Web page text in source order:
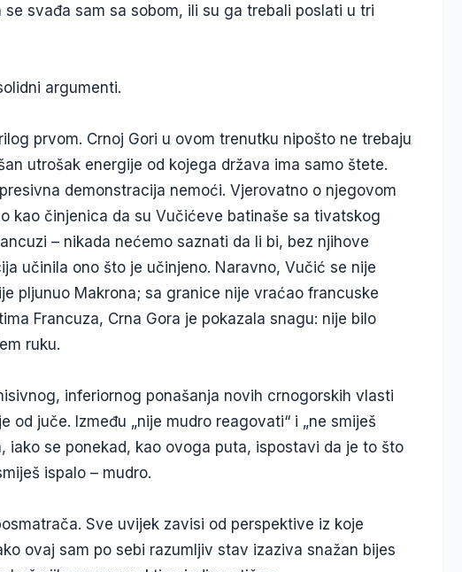
svađa sam sa sobom, ili su ga trebali poslati u tri
argumenti.
prvom. Crnoj Gori u ovom trenutku nipošto ne trebaju
utrošak energije od kojega država ima samo štete.
demonstracija nemoći. Vjerovatno o njegovom
kao činjenica da su Vučićeve batinaše sa tivatskog
– nikada nećemo saznati da li bi, bez njihove
učinila ono što je učinjeno. Naravno, Vučić se nije
pljunuo Makrona; sa granice nije vraćao francuske
Francuza, Crna Gora je pokazala snagu: nije bilo
ruku.
inferiornog ponašanja novih crnogorskih vlasti
od juče. Između „nije mudro reagovati“ i „ne smiješ
iako se ponekad, kao ovoga puta, ispostavi da je to što
ispalo – mudro.
Sve uvijek zavisi od perspektive iz koje
ovaj sam po sebi razumljiv stav izaziva snažan bijes